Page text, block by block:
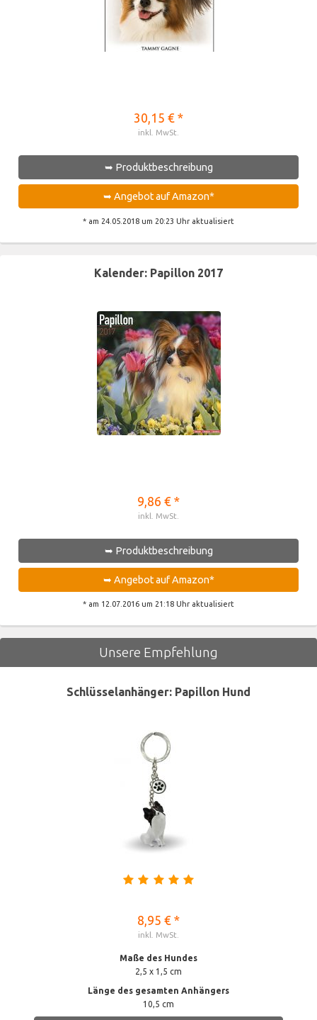
30,15 € *
inkl. MwSt.
➥ Produktbeschreibung
➥ Angebot auf Amazon*
* am 24.05.2018 um 20:23 Uhr aktualisiert
Kalender: Papillon 2017
9,86 € *
inkl. MwSt.
➥ Produktbeschreibung
➥ Angebot auf Amazon*
* am 12.07.2016 um 21:18 Uhr aktualisiert
Unsere Empfehlung
Schlüsselanhänger: Papillon Hund
8,95 € *
inkl. MwSt.
Maße des Hundes
2,5 x 1,5 cm
Länge des gesamten Anhängers
10,5 cm